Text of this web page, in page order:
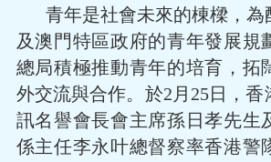
青年是社會未來的棟樑，
及澳門特區政府的青年發展規
總局積極推動青年的培育，拓
外交流與合作。於2月25日，
訊名譽會長會主席孫日孝先生
係主任李永叶總督察率香港警